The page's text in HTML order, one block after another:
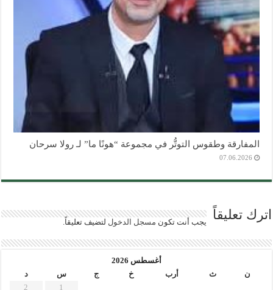
المفارقة وطقوس التوتُّر في مجموعة “هونًا ما” لـ رولا سرحان
07.06.2026
اترك تعليقاً يجب أنت تكون مسجل الدخول لتضيف تعليقاً.
أغسطس 2026
ن
ث أرب خ ج س
د
1
2